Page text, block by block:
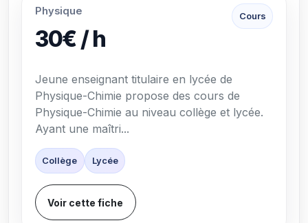
Physique
30€ / h
Cours
Jeune enseignant titulaire en lycée de
Physique-Chimie propose des cours de
Physique-Chimie au niveau collège et lycée.
Ayant une maîtri...
Collège Lycée
Voir cette fiche